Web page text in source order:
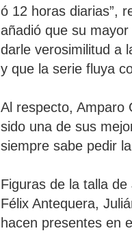
ó 12 horas diarias”,
añadió que su
darle verosimilitud a
y que la serie fluya
Al respecto, Amparo
sido una de sus
siempre sabe pedir
Figuras de la talla
Félix Antequera,
hacen presentes en